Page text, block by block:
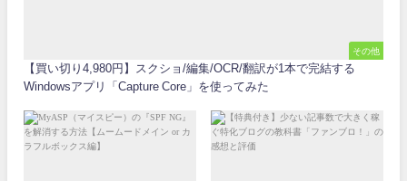
その他
【買い切り4,980円】スクショ/編集/OCR/翻訳が1本で完結する
Windowsアプリ「Capture Core」を使ってみた